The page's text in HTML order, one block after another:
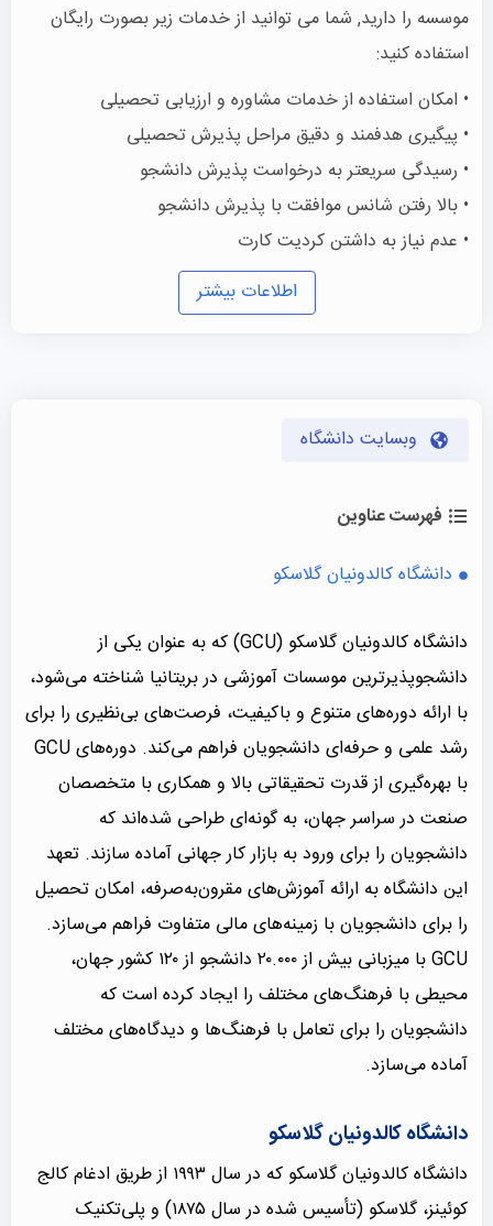
موسسه را دارید, شما می توانید از خدمات زیر بصورت رایگان
استفاده کنید:
• امکان استفاده از خدمات مشاوره و ارزیابی تحصیلی
• پیگیری هدفمند و دقیق مراحل پذیرش تحصیلی
• رسیدگی سریعتر به درخواست پذیرش دانشجو
• بالا رفتن شانس موافقت با پذیرش دانشجو
• عدم نیاز به داشتن کردیت کارت
اطلاعات بیشتر
وبسایت دانشگاه
فهرست عناوین
دانشگاه کالدونیان گلاسکو
دانشگاه کالدونیان گلاسکو (GCU) که به عنوان یکی از
دانشجوپذیرترین موسسات آموزشی در بریتانیا شناخته می‌شود،
با ارائه دوره‌های متنوع و باکیفیت، فرصت‌های بی‌نظیری را برای
رشد علمی و حرفه‌ای دانشجویان فراهم می‌کند. دوره‌های GCU
با بهره‌گیری از قدرت تحقیقاتی بالا و همکاری با متخصصان
صنعت در سراسر جهان، به گونه‌ای طراحی شده‌اند که
دانشجویان را برای ورود به بازار کار جهانی آماده سازند. تعهد
این دانشگاه به ارائه آموزش‌های مقرون‌به‌صرفه، امکان تحصیل
را برای دانشجویان با زمینه‌های مالی متفاوت فراهم می‌سازد.
GCU با میزبانی بیش از ۲۰.۰۰۰ دانشجو از ۱۲۰ کشور جهان،
محیطی با فرهنگ‌های مختلف را ایجاد کرده است که
دانشجویان را برای تعامل با فرهنگ‌ها و دیدگاه‌های مختلف
آماده می‌سازد.
دانشگاه کالدونیان گلاسکو
دانشگاه کالدونیان گلاسکو که در سال ۱۹۹۳ از طریق ادغام کالج
کوئینز، گلاسکو (تأسیس شده در سال ۱۸۷۵) و پلی‌تکنیک